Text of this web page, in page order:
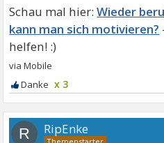
Wieder
kann man sich motivieren?
x 3
R RipEnke